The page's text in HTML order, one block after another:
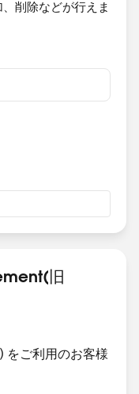
削除などが行えま
旧
ご利用のお客様